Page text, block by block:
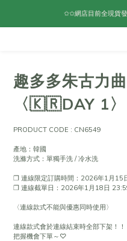
✩✩網店目前全現貨
趣多多朱古力
〈🇰🇷DAY 1〉
PRODUCT CODE : CN6549
產地：韓國
洗滌方式：單獨手洗 / 冷水洗
❐ 連線限定訂購時間：2026年1月15
❐ 連線截單日：2026年1月18日
〈連線款式不能與優惠同時使用〉
連線款式會於連線結束時全部下架！！
把握機會下單～♡